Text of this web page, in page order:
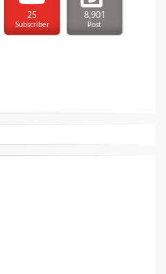
25
Subscriber
8,901
Post